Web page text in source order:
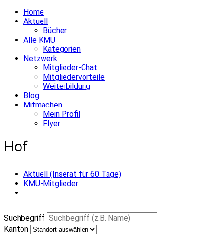
Home
Aktuell
Bücher
Alle KMU
Kategorien
Netzwerk
Mitglieder-Chat
Mitgliedervorteile
Weiterbildung
Blog
Mitmachen
Mein Profil
Flyer
Hof
Aktuell (Inserat für 60 Tage)
KMU-Mitglieder
Suchbegriff
Kanton